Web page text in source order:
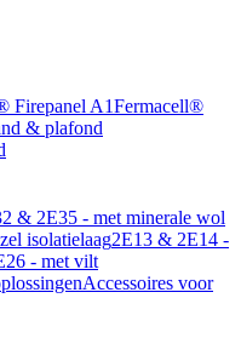
Firepanel A1Fermacell®
& plafond
& 2E35 - met minerale wol
isolatielaag2E13 & 2E14 -
- met vilt
Accessoires voor